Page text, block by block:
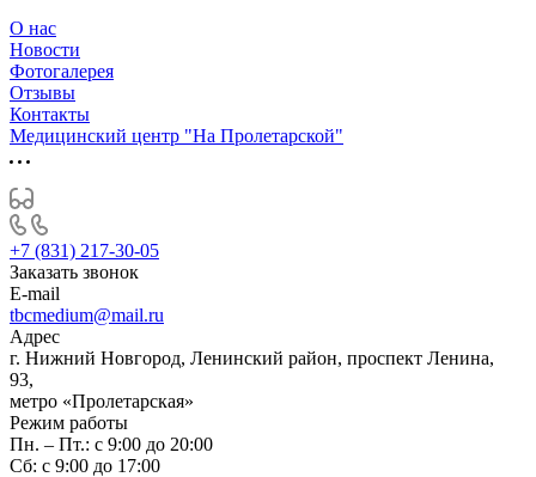
О нас
Новости
Фотогалерея
Отзывы
Контакты
Медицинский центр "На Пролетарской"
+7 (831) 217-30-05
Заказать звонок
E-mail
tbcmedium@mail.ru
Адрес
г. Нижний Новгород, Ленинский район, проспект Ленина,
93,
метро «Пролетарская»
Режим работы
Пн. – Пт.: с 9:00 до 20:00
Cб: с 9:00 до 17:00